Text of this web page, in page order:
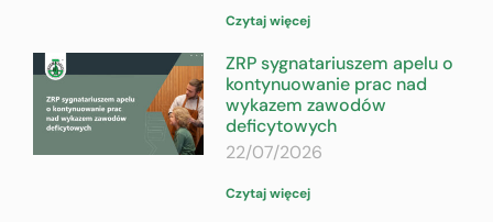
Czytaj więcej
ZRP sygnatariuszem apelu o
kontynuowanie prac nad
wykazem zawodów
deficytowych
22/07/2026
Czytaj więcej